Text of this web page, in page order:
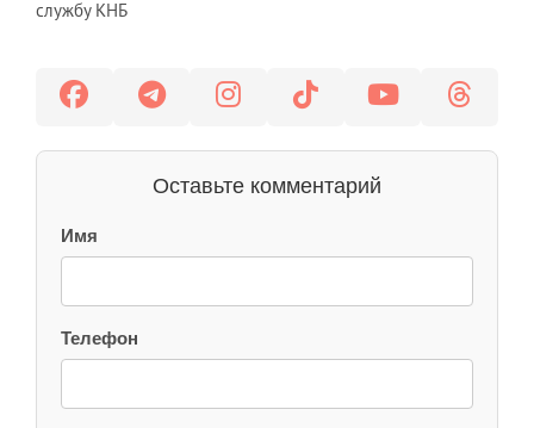
службу КНБ
Оставьте комментарий
Имя
Телефон